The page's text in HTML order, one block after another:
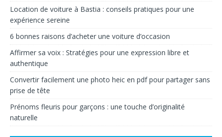
Location de voiture à Bastia : conseils pratiques pour une
expérience sereine
6 bonnes raisons d’acheter une voiture d’occasion
Affirmer sa voix : Stratégies pour une expression libre et
authentique
Convertir facilement une photo heic en pdf pour partager sans
prise de tête
Prénoms fleuris pour garçons : une touche d’originalité
naturelle